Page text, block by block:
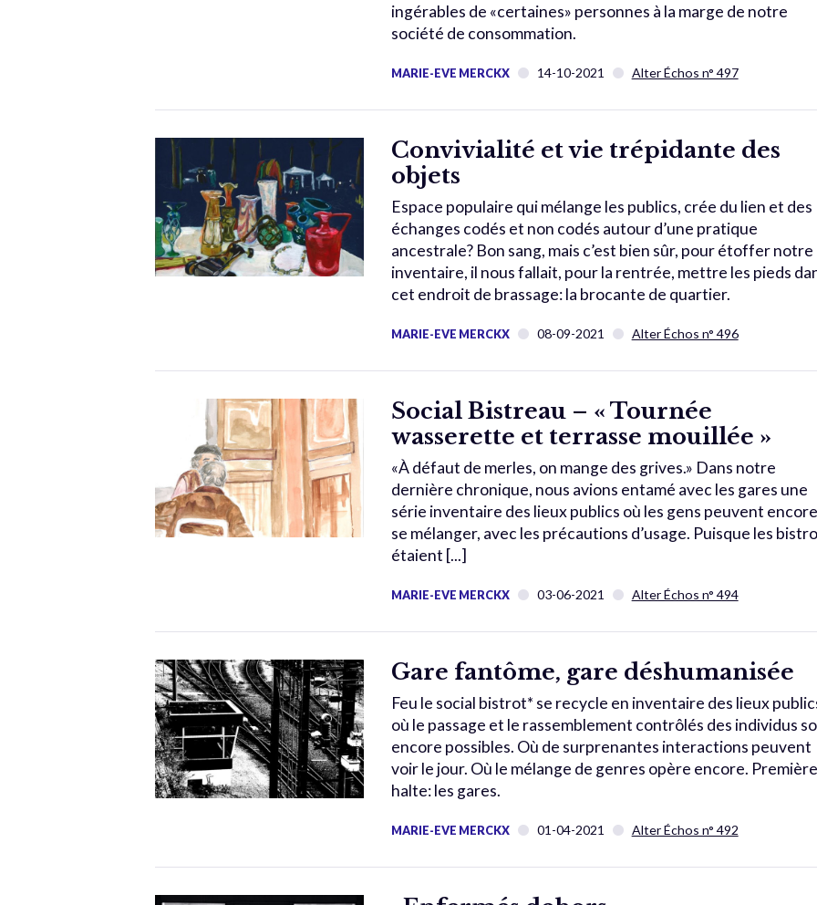
ingérables de «certaines» personnes à la marge de notre
société de consommation.
MARIE-EVE MERCKX 14-10-2021 Alter Échos n° 497
Convivialité et vie trépidante des
objets
Espace populaire qui mélange les publics, crée du lien et des
échanges codés et non codés autour d’une pratique
ancestrale? Bon sang, mais c’est bien sûr, pour étoffer notre
inventaire, il nous fallait, pour la rentrée, mettre les pieds
cet endroit de brassage: la brocante de quartier.
MARIE-EVE MERCKX 08-09-2021 Alter Échos n° 496
Social Bistreau – « Tournée
wasserette et terrasse mouillée »
«À défaut de merles, on mange des grives.» Dans notre
dernière chronique, nous avions entamé avec les gares une
série inventaire des lieux publics où les gens peuvent encore
se mélanger, avec les précautions d’usage. Puisque les
étaient [...]
MARIE-EVE MERCKX 03-06-2021 Alter Échos n° 494
Gare fantôme, gare déshumanisée
Feu le social bistrot* se recycle en inventaire des lieux
où le passage et le rassemblement contrôlés des individus
encore possibles. Où de surprenantes interactions peuvent
voir le jour. Où le mélange de genres opère encore. Première
halte: les gares.
MARIE-EVE MERCKX 01-04-2021 Alter Échos n° 492